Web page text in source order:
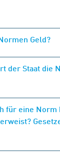
Geld?
der Staat die
für eine Norm